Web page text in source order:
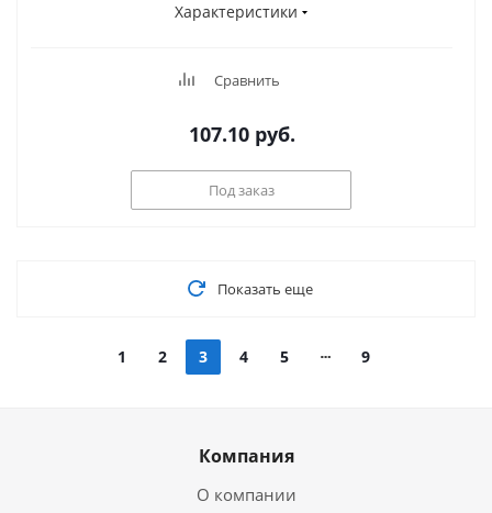
Характеристики
Сравнить
107.10 руб.
Под заказ
Показать еще
1 2 3 4 5 9
Компания
О компании